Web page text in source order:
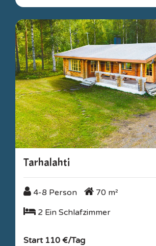
Tarhalahti
4-8 Person
4-8 Person 70 m²
70 m²
2 Ein Schlafzimmer
2 Ein Schlafzimmer
Start 110 €/Tag